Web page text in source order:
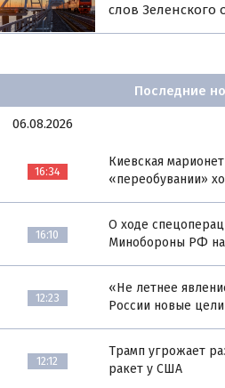
слов Зеленского
Последние
06.08.2026
16:34
Киевская
«переобувании»
16:10
О ходе
Минобороны РФ на
12:23
«Не летнее
России новые цели
12:12
Трамп угрожает
ракет у США